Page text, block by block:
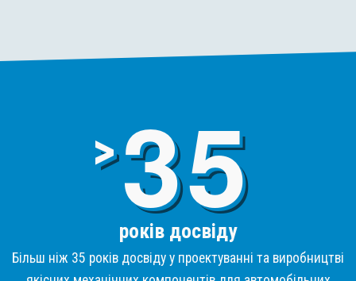
>3
років досвіду
Більш ніж 35 років досвіду у проектуванні та виробництві